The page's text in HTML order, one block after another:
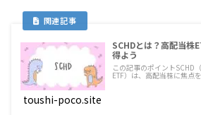
SCHDとは？高配当株
得よう
この記事のポイントSCHD
ETF）は、高配当株に焦点
toushi-poco.site